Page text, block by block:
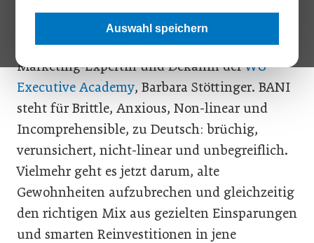
Auswahl speichern
BANI*-Welt nicht nur kurzsichtig, sondern
ganz sicher der falsche Weg, warnt die
Marketing-Expertin und Dekanin derWU
Executive Academy, Barbara Stöttinger. BANI
steht für Brittle, Anxious, Non-linear und
Incomprehensible, zu Deutsch: brüchig,
verunsichert, nicht-linear und unbegreiflich.
Vielmehr geht es jetzt darum, alte
Gewohnheiten aufzubrechen und gleichzeitig
den richtigen Mix aus gezielten Einsparungen
und smarten Reinvestitionen in jene